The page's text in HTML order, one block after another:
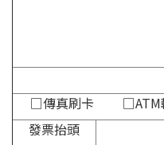
□傳真刷卡
發票抬頭